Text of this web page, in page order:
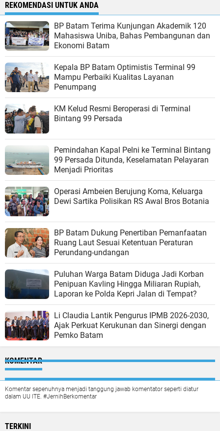
REKOMENDASI UNTUK ANDA
BP Batam Terima Kunjungan Akademik 120
Mahasiswa Uniba, Bahas Pembangunan dan
Ekonomi Batam
Kepala BP Batam Optimistis Terminal 99
Mampu Perbaiki Kualitas Layanan
Penumpang
KM Kelud Resmi Beroperasi di Terminal
Bintang 99 Persada
Pemindahan Kapal Pelni ke Terminal Bintang
99 Persada Ditunda, Keselamatan Pelayaran
Menjadi Prioritas
Operasi Ambeien Berujung Koma, Keluarga
Dewi Sartika Polisikan RS Awal Bros Botania
BP Batam Dukung Penertiban Pemanfaatan
Ruang Laut Sesuai Ketentuan Peraturan
Perundang-undangan
Puluhan Warga Batam Diduga Jadi Korban
Penipuan Kavling Hingga Miliaran Rupiah,
Laporan ke Polda Kepri Jalan di Tempat?
Li Claudia Lantik Pengurus IPMB 2026-2030,
Ajak Perkuat Kerukunan dan Sinergi dengan
Pemko Batam
KOMENTAR
Komentar sepenuhnya menjadi tanggung jawab komentator seperti diatur
dalam UU ITE. #JernihBerkomentar
TERKINI